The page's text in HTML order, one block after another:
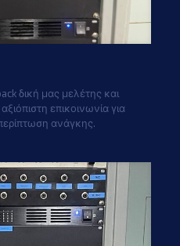
δική μας μελέτης και
επικοινωνία για
ανάγκης.